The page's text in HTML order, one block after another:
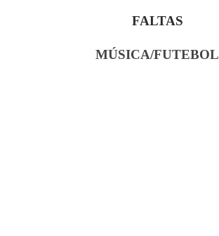
FALTAS
MÚSICA/FUTEBOL